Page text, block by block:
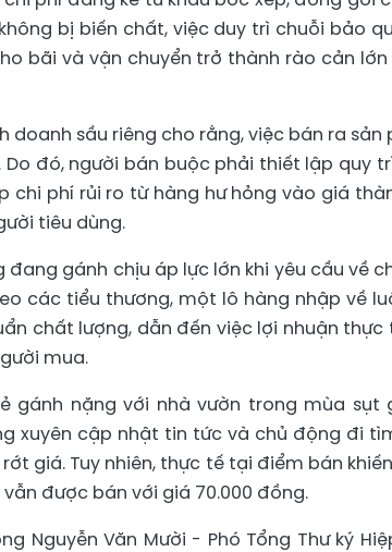
bị biến chất, việc duy trì chuỗi bảo
bãi và vận chuyển trở thành rào cản
doanh sầu riêng cho rằng, việc bán ra
đó, người bán buộc phải thiết lập quy
chi phí rủi ro từ hàng hư hỏng vào giá
tiêu dùng.
đang gánh chịu áp lực lớn khi yêu cầu về
các tiểu thương, một lô hàng nhập về
chất lượng, dẫn đến việc lợi nhuận thực
mua.
gánh nặng với nhà vườn trong mùa sụt
xuyên cập nhật tin tức và chủ động đi
giá. Tuy nhiên, thực tế tại điểm bán
được bán với giá 70.000 đồng.
Nguyễn Văn Mười - Phó Tổng Thư ký